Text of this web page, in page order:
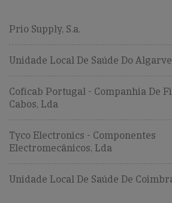
Prio Supply, S.a.
Unidade Local De Saúde Do
Coficab Portugal - Companhia De
Cabos, Lda
Tyco Electronics - Componentes
Electromecânicos, Lda
Unidade Local De Saúde De